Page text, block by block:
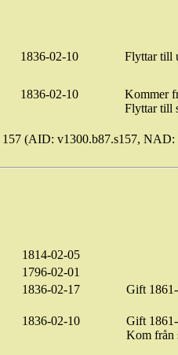
1836-02-10 Flyttar till
1836-02-10
Kommer
Flyttar till
157 (AID: v1300.b87.s157,
1814-02-05
1796-02-01
1836-02-17 Gift
1836-02-10
Gift
Kom från